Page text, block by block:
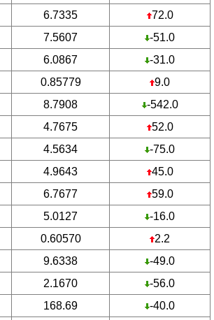
6.7335
72.0
7.5607
-51.0
6.0867
-31.0
0.85779
9.0
8.7908
-542.0
4.7675
52.0
4.5634
-75.0
4.9643
45.0
6.7677
59.0
5.0127
-16.0
0.60570
2.2
9.6338
-49.0
2.1670
-56.0
168.69
-40.0